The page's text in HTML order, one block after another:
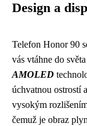
Design a
Telefon Honor 90
vás vtáhne do
AMOLED
úchvatnou ostrostí
vysokým
čemuž je obraz